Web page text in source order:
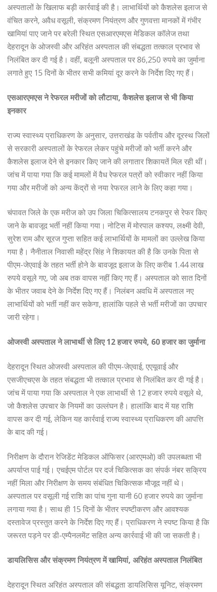
अस्पतालों के खिलाफ बड़ी कार्रवाई की है। लाभार्थियों को कैशलेस इलाज से
वंचित करने, अवैध वसूली, संक्रमण नियंत्रण और गुणवत्ता मानकों में गंभीर
खामियां पाए जाने पर बरेली स्थित एसआरएमएस मेडिकल कॉलेज तथा
देहरादून के ओजस्वी और अरिहंत अस्पताल की संबद्धता तत्काल प्रभाव से
निलंबित कर दी गई है। वहीं, बलूनी अस्पताल पर 86,250 रुपये का जुर्माना
लगाते हुए 15 दिनों के भीतर सभी कमियां दूर करने के निर्देश दिए गए हैं।
एसआरएमएस ने रेफरल मरीजों को लौटाया, कैशलेस इलाज से भी किया
इनकार
राज्य स्वास्थ्य प्राधिकरण के अनुसार, उत्तराखंड के पर्वतीय और दूरस्थ जिलों
से सरकारी अस्पतालों के रेफरल लेकर पहुंचे मरीजों को भर्ती करने और
कैशलेस इलाज देने से इनकार किए जाने की लगातार शिकायतें मिल रही थीं।
जांच में पाया गया कि कई मामलों में वैध रेफरल पत्रों को स्वीकार नहीं किया
गया और मरीजों को अन्य केंद्रों से नया रेफरल लाने के लिए कहा गया।
चंपावत जिले के एक मरीज को उप जिला चिकित्सालय टनकपुर से रेफर किए
जाने के बावजूद भर्ती नहीं किया गया। नोटिस में मोरपाल कश्यप, लक्ष्मी देवी,
सुरेश राम और सूरज गुप्ता सहित कई लाभार्थियों के मामलों का उल्लेख किया
गया है। नैनीताल निवासी महेंद्र सिंह ने शिकायत की है कि उनके पिता से
पीएम-जेएवाई के तहत भर्ती होने के बावजूद इलाज के लिए करीब 1.44 लाख
रुपये वसूले गए, जो अब तक वापस नहीं किए गए हैं। अस्पताल को सात दिनों
के भीतर जवाब देने के निर्देश दिए गए हैं। निलंबन अवधि में अस्पताल नए
लाभार्थियों को भर्ती नहीं कर सकेगा, हालांकि पहले से भर्ती मरीजों का उपचार
जारी रहेगा।
ओजस्वी अस्पताल ने लाभार्थी से लिए 12 हजार रुपये, 60 हजार का जुर्माना
देहरादून स्थित ओजस्वी अस्पताल की पीएम-जेएवाई, एएयूवाई और
एसजीएचएस के तहत संबद्धता भी तत्काल प्रभाव से निलंबित कर दी गई है।
जांच में पाया गया कि अस्पताल ने एक लाभार्थी से 12 हजार रुपये वसूले थे,
जो कैशलेस उपचार के नियमों का उल्लंघन है। हालांकि बाद में यह राशि
वापस कर दी गई, लेकिन यह कार्रवाई राज्य स्वास्थ्य प्राधिकरण की आपत्ति
के बाद की गई।
निरीक्षण के दौरान रेजिडेंट मेडिकल ऑफिसर (आरएमओ) की उपलब्धता भी
अपर्याप्त पाई गई। एचईएम पोर्टल पर दर्ज चिकित्सक का संपर्क नंबर सक्रिय
नहीं मिला और निरीक्षण के समय संबंधित चिकित्सक मौजूद नहीं थे।
अस्पताल पर वसूली गई राशि का पांच गुना यानी 60 हजार रुपये का जुर्माना
लगाया गया है। साथ ही 15 दिनों के भीतर स्पष्टीकरण और आवश्यक
दस्तावेज प्रस्तुत करने के निर्देश दिए गए हैं। प्राधिकरण ने स्पष्ट किया है कि
जरूरत पड़ने पर डी-एम्पैनलमेंट सहित अन्य कार्रवाई भी की जा सकती है।
डायलिसिस और संक्रमण नियंत्रण में खामियां, अरिहंत अस्पताल निलंबित
देहरादून स्थित अरिहंत अस्पताल की संबद्धता डायलिसिस यूनिट, संक्रमण